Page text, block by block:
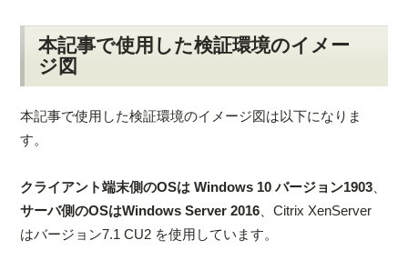
本記事で使用した検証環境のイメー
ジ図
本記事で使用した検証環境のイメージ図は以下になりま
す。
クライアント端末側のOSは Windows 10 バージョン1903
サーバ側のOSはWindows Server 2016 、Citrix XenServer
はバージョン7.1 CU2 を使用しています。